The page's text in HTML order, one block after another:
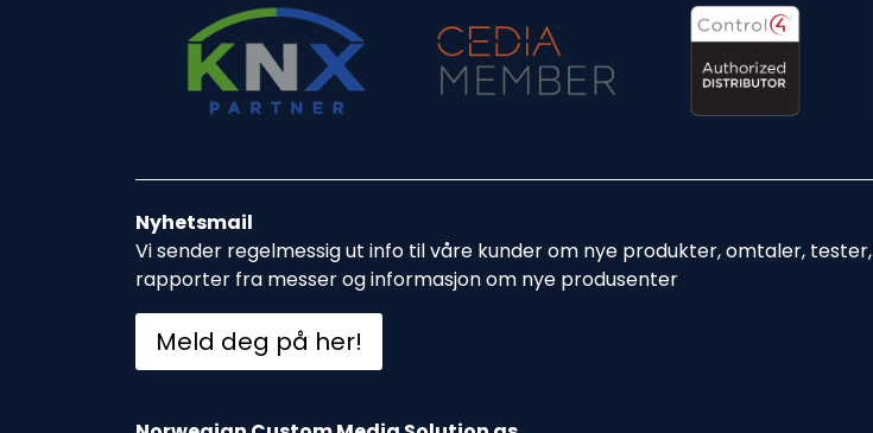
Nyhetsmail
Vi sender regelmessig ut info til våre kunder om nye produkter, omtaler, tester,
rapporter fra messer og informasjon om nye produsenter
Meld deg på her!